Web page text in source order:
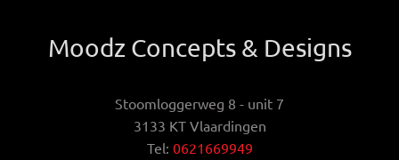
Moodz Concepts & Designs
Stoomloggerweg 8 - unit 7
3133 KT Vlaardingen
Tel: 0621669949